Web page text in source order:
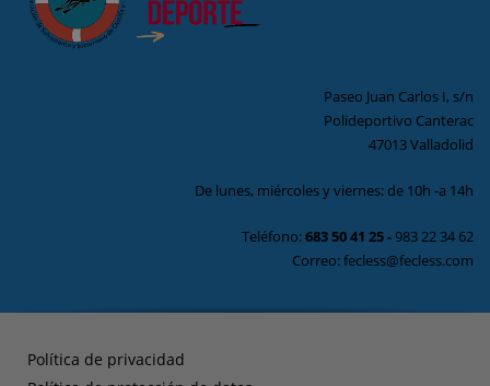
Paseo Juan Carlos I, s/n
Polideportivo Canterac
47013 Valladolid
De lunes, miércoles y viernes: de 10h -a 14h
Teléfono:683 50 41 25-983 22 34 62
Correo: fecless@fecless.com
Política de privacidad